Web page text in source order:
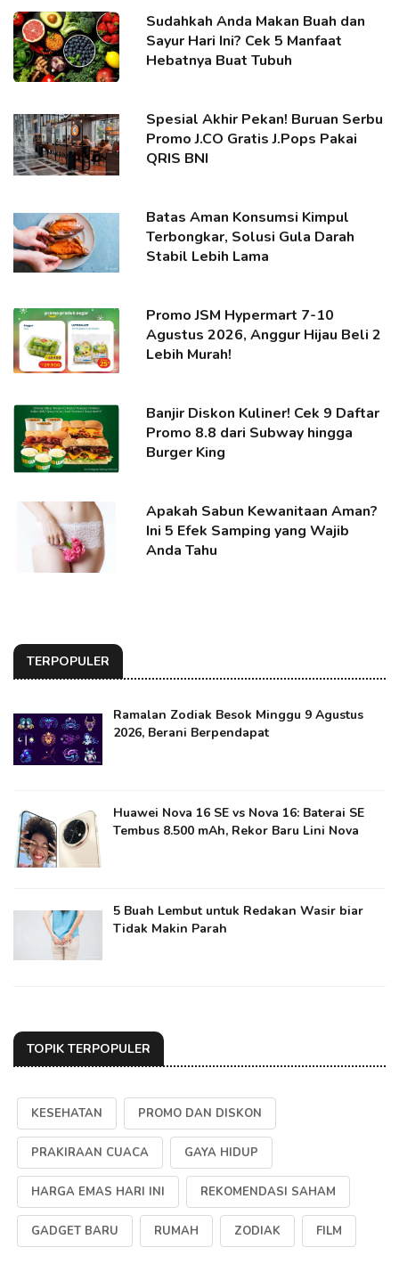
Sudahkah Anda Makan Buah dan
Sayur Hari Ini? Cek 5 Manfaat
Hebatnya Buat Tubuh
Spesial Akhir Pekan! Buruan Serbu
Promo J.CO Gratis J.Pops Pakai
QRIS BNI
Batas Aman Konsumsi Kimpul
Terbongkar, Solusi Gula Darah
Stabil Lebih Lama
Promo JSM Hypermart 7-10
Agustus 2026, Anggur Hijau Beli 2
Lebih Murah!
Banjir Diskon Kuliner! Cek 9 Daftar
Promo 8.8 dari Subway hingga
Burger King
Apakah Sabun Kewanitaan Aman?
Ini 5 Efek Samping yang Wajib
Anda Tahu
TERPOPULER
Ramalan Zodiak Besok Minggu 9 Agustus
2026, Berani Berpendapat
Huawei Nova 16 SE vs Nova 16: Baterai SE
Tembus 8.500 mAh, Rekor Baru Lini Nova
5 Buah Lembut untuk Redakan Wasir biar
Tidak Makin Parah
TOPIK TERPOPULER
KESEHATAN PROMO DAN DISKON
PRAKIRAAN CUACA GAYA HIDUP
HARGA EMAS HARI INI REKOMENDASI SAHAM
GADGET BARU RUMAH ZODIAK FILM